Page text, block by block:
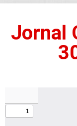
Jornal